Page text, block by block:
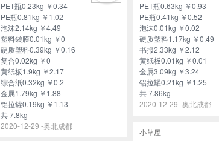
PET瓶0.23kg ￥0.34
PE瓶0.81kg ￥1.02
泡沫2.14kg ￥4.49
塑料袋膜0.01kg ￥0
硬质塑料0.39kg ￥0.16
复合0.02kg ￥0
黄纸板1.9kg ￥2.17
综合纸0.32kg ￥0.2
金属1.79kg ￥1.88
铝拉罐0.19kg ￥1.13
共 7.8kg
2020-12-29 -奥北成都
PET瓶0.63kg ￥0.93
PE瓶0.41kg ￥0.52
泡沫0.01kg ￥0.02
硬质塑料1.17kg ￥0.49
书报2.33kg ￥2.12
黄纸板0.01kg ￥0.01
金属3.09kg ￥3.24
铝拉罐0.21kg ￥1.25
共 7.86kg
2020-12-29 -奥北成都
小草屋